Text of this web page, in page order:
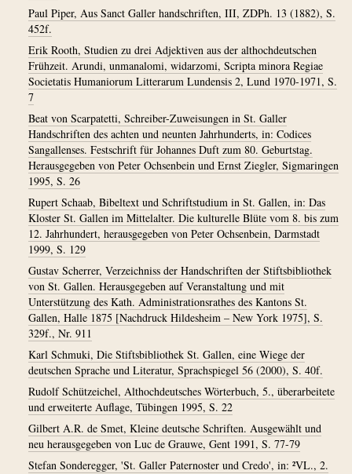
Paul Piper, Aus Sanct Galler handschriften, III, ZDPh. 13 (1882), S.
452f.
Erik Rooth, Studien zu drei Adjektiven aus der althochdeutschen
Frühzeit. Arundi, unmanalomi, widarzomi, Scripta minora Regiae
Societatis Humaniorum Litterarum Lundensis 2, Lund 1970-1971, S.
7
Beat von Scarpatetti, Schreiber-Zuweisungen in St. Galler
Handschriften des achten und neunten Jahrhunderts, in: Codices
Sangallenses. Festschrift für Johannes Duft zum 80. Geburtstag.
Herausgegeben von Peter Ochsenbein und Ernst Ziegler, Sigmaringen
1995, S. 26
Rupert Schaab, Bibeltext und Schriftstudium in St. Gallen, in: Das
Kloster St. Gallen im Mittelalter. Die kulturelle Blüte vom 8. bis zum
12. Jahrhundert, herausgegeben von Peter Ochsenbein, Darmstadt
1999, S. 129
Gustav Scherrer, Verzeichniss der Handschriften der Stiftsbibliothek
von St. Gallen. Herausgegeben auf Veranstaltung und mit
Unterstützung des Kath. Administrationsrathes des Kantons St.
Gallen, Halle 1875 [Nachdruck Hildesheim – New York 1975], S.
329f., Nr. 911
Karl Schmuki, Die Stiftsbibliothek St. Gallen, eine Wiege der
deutschen Sprache und Literatur, Sprachspiegel 56 (2000), S. 40f.
Rudolf Schützeichel, Althochdeutsches Wörterbuch, 5., überarbeitete
und erweiterte Auflage, Tübingen 1995, S. 22
Gilbert A.R. de Smet, Kleine deutsche Schriften. Ausgewählt und
neu herausgegeben von Luc de Grauwe, Gent 1991, S. 77-79
Stefan Sonderegger, 'St. Galler Paternoster und Credo', in: ²VL., 2.